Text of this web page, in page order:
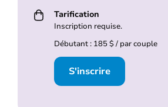
Tarification
Inscription requise.
Débutant : 185 $ / par couple
S'inscrire